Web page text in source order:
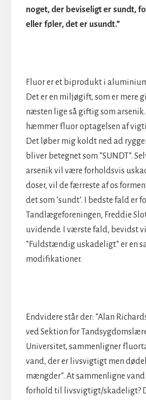
noget, der beviseligt er sundt,
eller føler, det er usundt.”
Fluor er et biprodukt i
Det er en miljøgift, som er mere
næsten lige så giftig som
hæmmer fluor optagelsen af
Det løber mig koldt ned ad
bliver betegnet som ”SUNDT”.
arsenik vil være forholdsvis
doser, vil de færreste af os
det som ’sundt’. I bedste fald er
Tandlægeforeningen, Freddie
uvidende. I værste fald, bevidst
”Fuldstændig uskadeligt” er en
modifikationer.
Endvidere står der: ”Alan
ved Sektion for
Universitet, sammenligner
vand, der er livsvigtigt men
mængder”. At sammenligne
forhold til livsvigtigt/skadeligt?